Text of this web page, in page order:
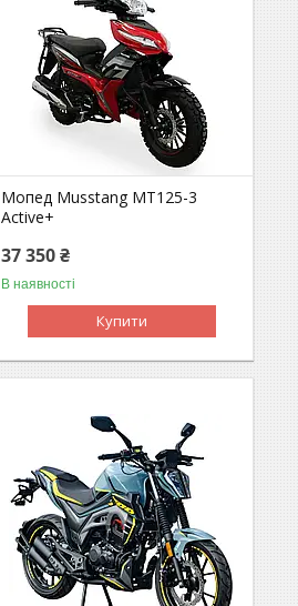
Мопед Musstang MT125-3
Active+
37 350 ₴
В наявності
Купити